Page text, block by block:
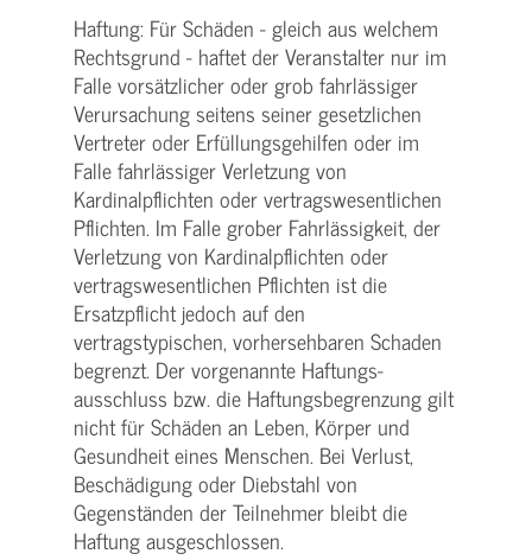
Haftung: Für Schäden - gleich aus welchem
Rechtsgrund - haftet der Veranstalter nur im
Falle vorsätzlicher oder grob fahrlässiger
Verursachung seitens seiner gesetzlichen
Vertreter oder Erfüllungsgehilfen oder im
Falle fahrlässiger Verletzung von
Kardinalpflichten oder vertrags­wesentlichen
Pflichten. Im Falle grober Fahrlässigkeit, der
Verletzung von Kardinalpflichten oder
vertrags­wesentlichen Pflichten ist die
Ersatzpflicht jedoch auf den
vertragstypischen, vorhersehbaren Schaden
begrenzt. Der vorgenannte Haftungs­
ausschluss bzw. die Haftungs­begrenzung gilt
nicht für Schäden an Leben, Körper und
Gesundheit eines Menschen. Bei Verlust,
Beschädigung oder Diebstahl von
Gegenständen der Teilnehmer bleibt die
Haftung ausgeschlossen.